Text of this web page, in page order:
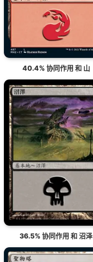
40.4% 协同作用 和 山
36.5% 协同作用 和 沼泽